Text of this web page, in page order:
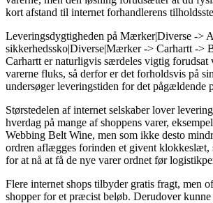
kort afstand til internet forhandlerens
Leveringsdygtigheden på Mærker|Diverse ->
sikkerhedssko|Diverse|Mærker -> Carhartt ->
Carhartt er naturligvis særdeles vigtig forudsat
varerne fluks, så derfor er det forholdsvis på
undersøger leveringstiden for det pågældende
Størstedelen af internet selskaber lover
hverdag på mange af shoppens varer,
Webbing Belt Wine, men som ikke desto
ordren aflægges forinden et givent klokkeslæt,
for at nå at få de nye varer ordnet før
Flere internet shops tilbyder gratis fragt, men
shopper for et præcist beløb. Derudover kunne